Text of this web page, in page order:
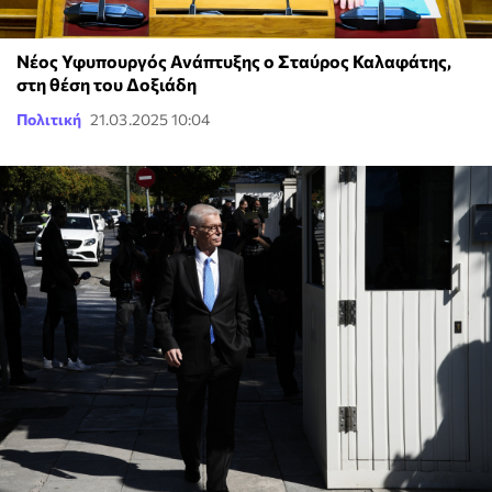
Νέος Υφυπουργός Ανάπτυξης ο Σταύρος Καλαφάτης,
στη θέση του Δοξιάδη
Πολιτική 21.03.2025 10:04